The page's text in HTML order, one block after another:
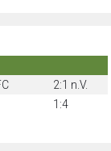
2:1 n.V.
1:4